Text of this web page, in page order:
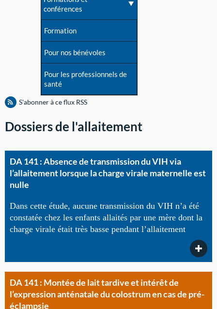
conférences
Formation
Pour nos bénévoles
Pour les professionnels de
santé
S'abonner à ce flux RSS
Dossiers de l'allaitement
DA 141 : Absence de transmission du VIH via
l’allaitement lorsque la charge virale maternelle est
nulle
Dans cette étude, aucune transmission du VIH n’a été
constatée chez les enfants allaités par une mère dont la
charge virale était très basse pendant l’allaitement
DA 141 : Montée de lait tardive et intérêt de
l’expression anténatale du colostrum en cas de pré-
éclampsie